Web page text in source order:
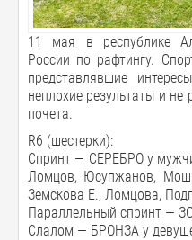
11 мая в республике
России по рафтингу.
представлявшие
неплохие результаты и не
почета.
R6 (шестерки):
Спринт — СЕРЕБРО у
Ломцов, Юсупжанов,
Земскова Е., Ломцова,
Параллельный спринт —
Слалом — БРОНЗА у